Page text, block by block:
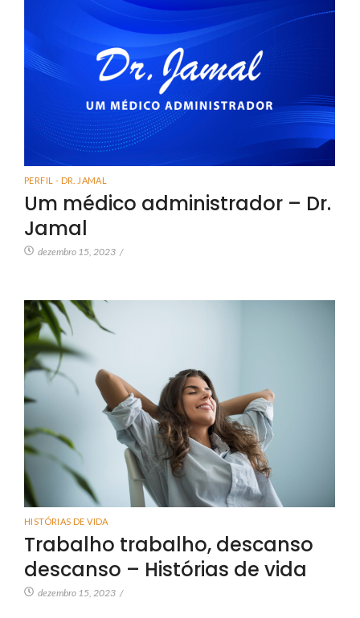
PERFIL - DR. JAMAL
Um médico administrador – Dr.
Jamal
dezembro 15, 2023 /
HISTÓRIAS DE VIDA
Trabalho trabalho, descanso
descanso – Histórias de vida
dezembro 15, 2023 /